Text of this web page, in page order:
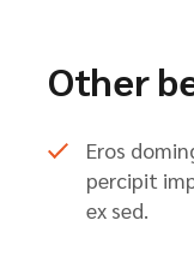
Other
Eros
percipit
ex sed.